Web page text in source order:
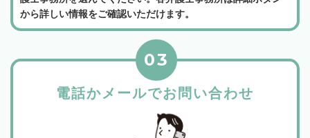
から詳しい情報をご確認いただけます。
電話かメールでお問い合わせ
03